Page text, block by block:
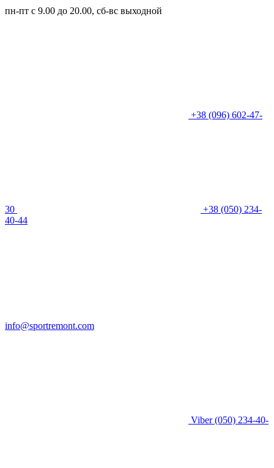
пн-пт с 9.00 до 20.00, сб-вс выходной
+38 (096) 602-47-
30
+38 (050) 234-
40-44
info@sportremont.com
Viber(050) 234-40-